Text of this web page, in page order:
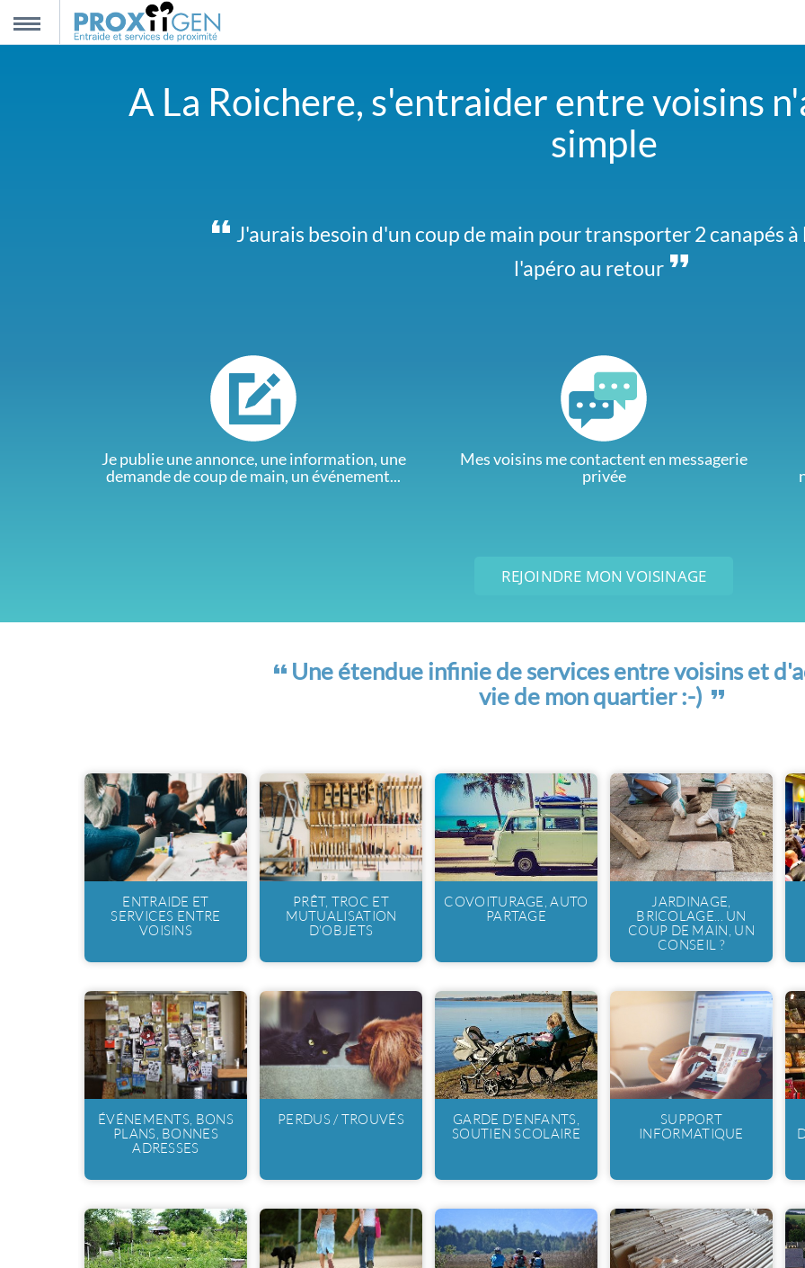
A La Roichere, s'entraider entre voisins
simple
J'aurais besoin d'un coup de main pour transporter 2 canapés
l'apéro au retour
Pas facile de se motiver pour courir toute seule. Si vous êtes dans
moi
Je publie une annonce, une information, une
demande de coup de main, un événement...
Mes voisins me contactent en messagerie
privée
REJOINDRE MON VOISINAGE
Une étendue infinie de services entre voisins et
vie de mon quartier :-)
ENTRAIDE ET
SERVICES ENTRE
VOISINS
PRÊT, TROC ET
MUTUALISATION
D'OBJETS
COVOITURAGE, AUTO
PARTAGE
JARDINAGE,
BRICOLAGE... UN
COUP DE MAIN, UN
CONSEIL ?
ÉVÉNEMENTS, BONS
PLANS, BONNES
ADRESSES
PERDUS / TROUVÉS
GARDE D'ENFANTS,
SOUTIEN SCOLAIRE
SUPPORT
INFORMATIQUE